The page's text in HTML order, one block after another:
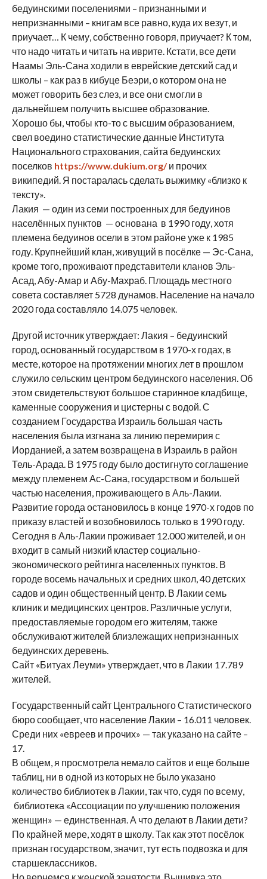
бедуинскими поселениями – признанными и
непризнанными – книгам все равно, куда их везут, и
приучает… К чему, собственно говоря, приучает? К том,
что надо читать и читать на иврите. Кстати, все дети
Наамы Эль-Сана ходили в еврейские детский сад и
школы – как раз в кибуце Беэри, о котором она не
может говорить без слез, и все они смогли в
дальнейшем получить высшее образование.
Хорошо бы, чтобы кто-то с высшим образованием,
свел воедино статистические данные Института
Национального страхования, сайта бедуинских
поселков https://www.dukium.org/и прочих
википедий. Я постаралась сделать выжимку «близко к
тексту».
Лакия — один из семи построенных для бедуинов
населённых пунктов — основана в 1990 году, хотя
племена бедуинов осели в этом районе уже к 1985
году. Крупнейший клан, живущий в посёлке — Эс-Сана,
кроме того, проживают представители кланов Эль-
Асад, Абу-Амар и Абу-Махраб. Площадь местного
совета составляет 5728 дунамов. Население на начало
2020 года составляло 14.075 человек.
Другой источник утверждает: Лакия – бедуинский
город, основанный государством в 1970-х годах, в
месте, которое на протяжении многих лет в прошлом
служило сельским центром бедуинского населения. Об
этом свидетельствуют большое старинное кладбище,
каменные сооружения и цистерны с водой. С
созданием Государства Израиль большая часть
населения была изгнана за линию перемирия с
Иорданией, а затем возвращена в Израиль в район
Тель-Арада. В 1975 году было достигнуто соглашение
между племенем Ас-Сана, государством и большей
частью населения, проживающего в Аль-Лакии.
Развитие города остановилось в конце 1970-х годов по
приказу властей и возобновилось только в 1990 году.
Сегодня в Аль-Лакии проживает 12.000 жителей, и он
входит в самый низкий кластер социально-
экономического рейтинга населенных пунктов. В
городе восемь начальных и средних школ, 40 детских
садов и один общественный центр. В Лакии семь
клиник и медицинских центров. Различные услуги,
предоставляемые городом его жителям, также
обслуживают жителей близлежащих непризнанных
бедуинских деревень.
Сайт «Битуах Леуми» утверждает, что в Лакии 17.789
жителей.
Государственный сайт Центрального Статистического
бюро сообщает, что население Лакии – 16.011 человек.
Среди них «евреев и прочих» — так указано на сайте –
17.
В общем, я просмотрела немало сайтов и еще больше
таблиц, ни в одной из которых не было указано
количество библиотек в Лакии, так что, судя по всему,
библиотека «Ассоциации по улучшению положения
женщин» — единственная. А что делают в Лакии дети?
По крайней мере, ходят в школу. Так как этот посёлок
признан государством, значит, тут есть подвозка и для
старшеклассников.